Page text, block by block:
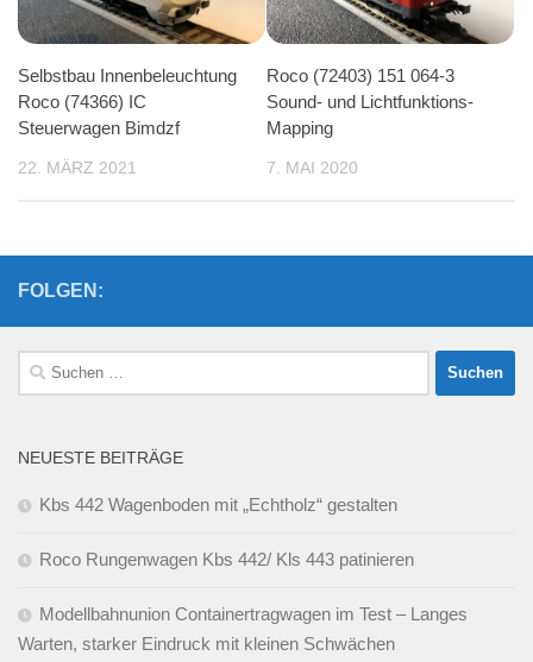
Selbstbau Innenbeleuchtung
Roco (74366) IC
Steuerwagen Bimdzf
22. MÄRZ 2021
Roco (72403) 151 064-3
Sound- und Lichtfunktions-
Mapping
7. MAI 2020
FOLGEN:
Suchen
nach:
NEUESTE BEITRÄGE
Kbs 442 Wagenboden mit „Echtholz“ gestalten
Roco Rungenwagen Kbs 442/ Kls 443 patinieren
Modellbahnunion Containertragwagen im Test – Langes
Warten, starker Eindruck mit kleinen Schwächen